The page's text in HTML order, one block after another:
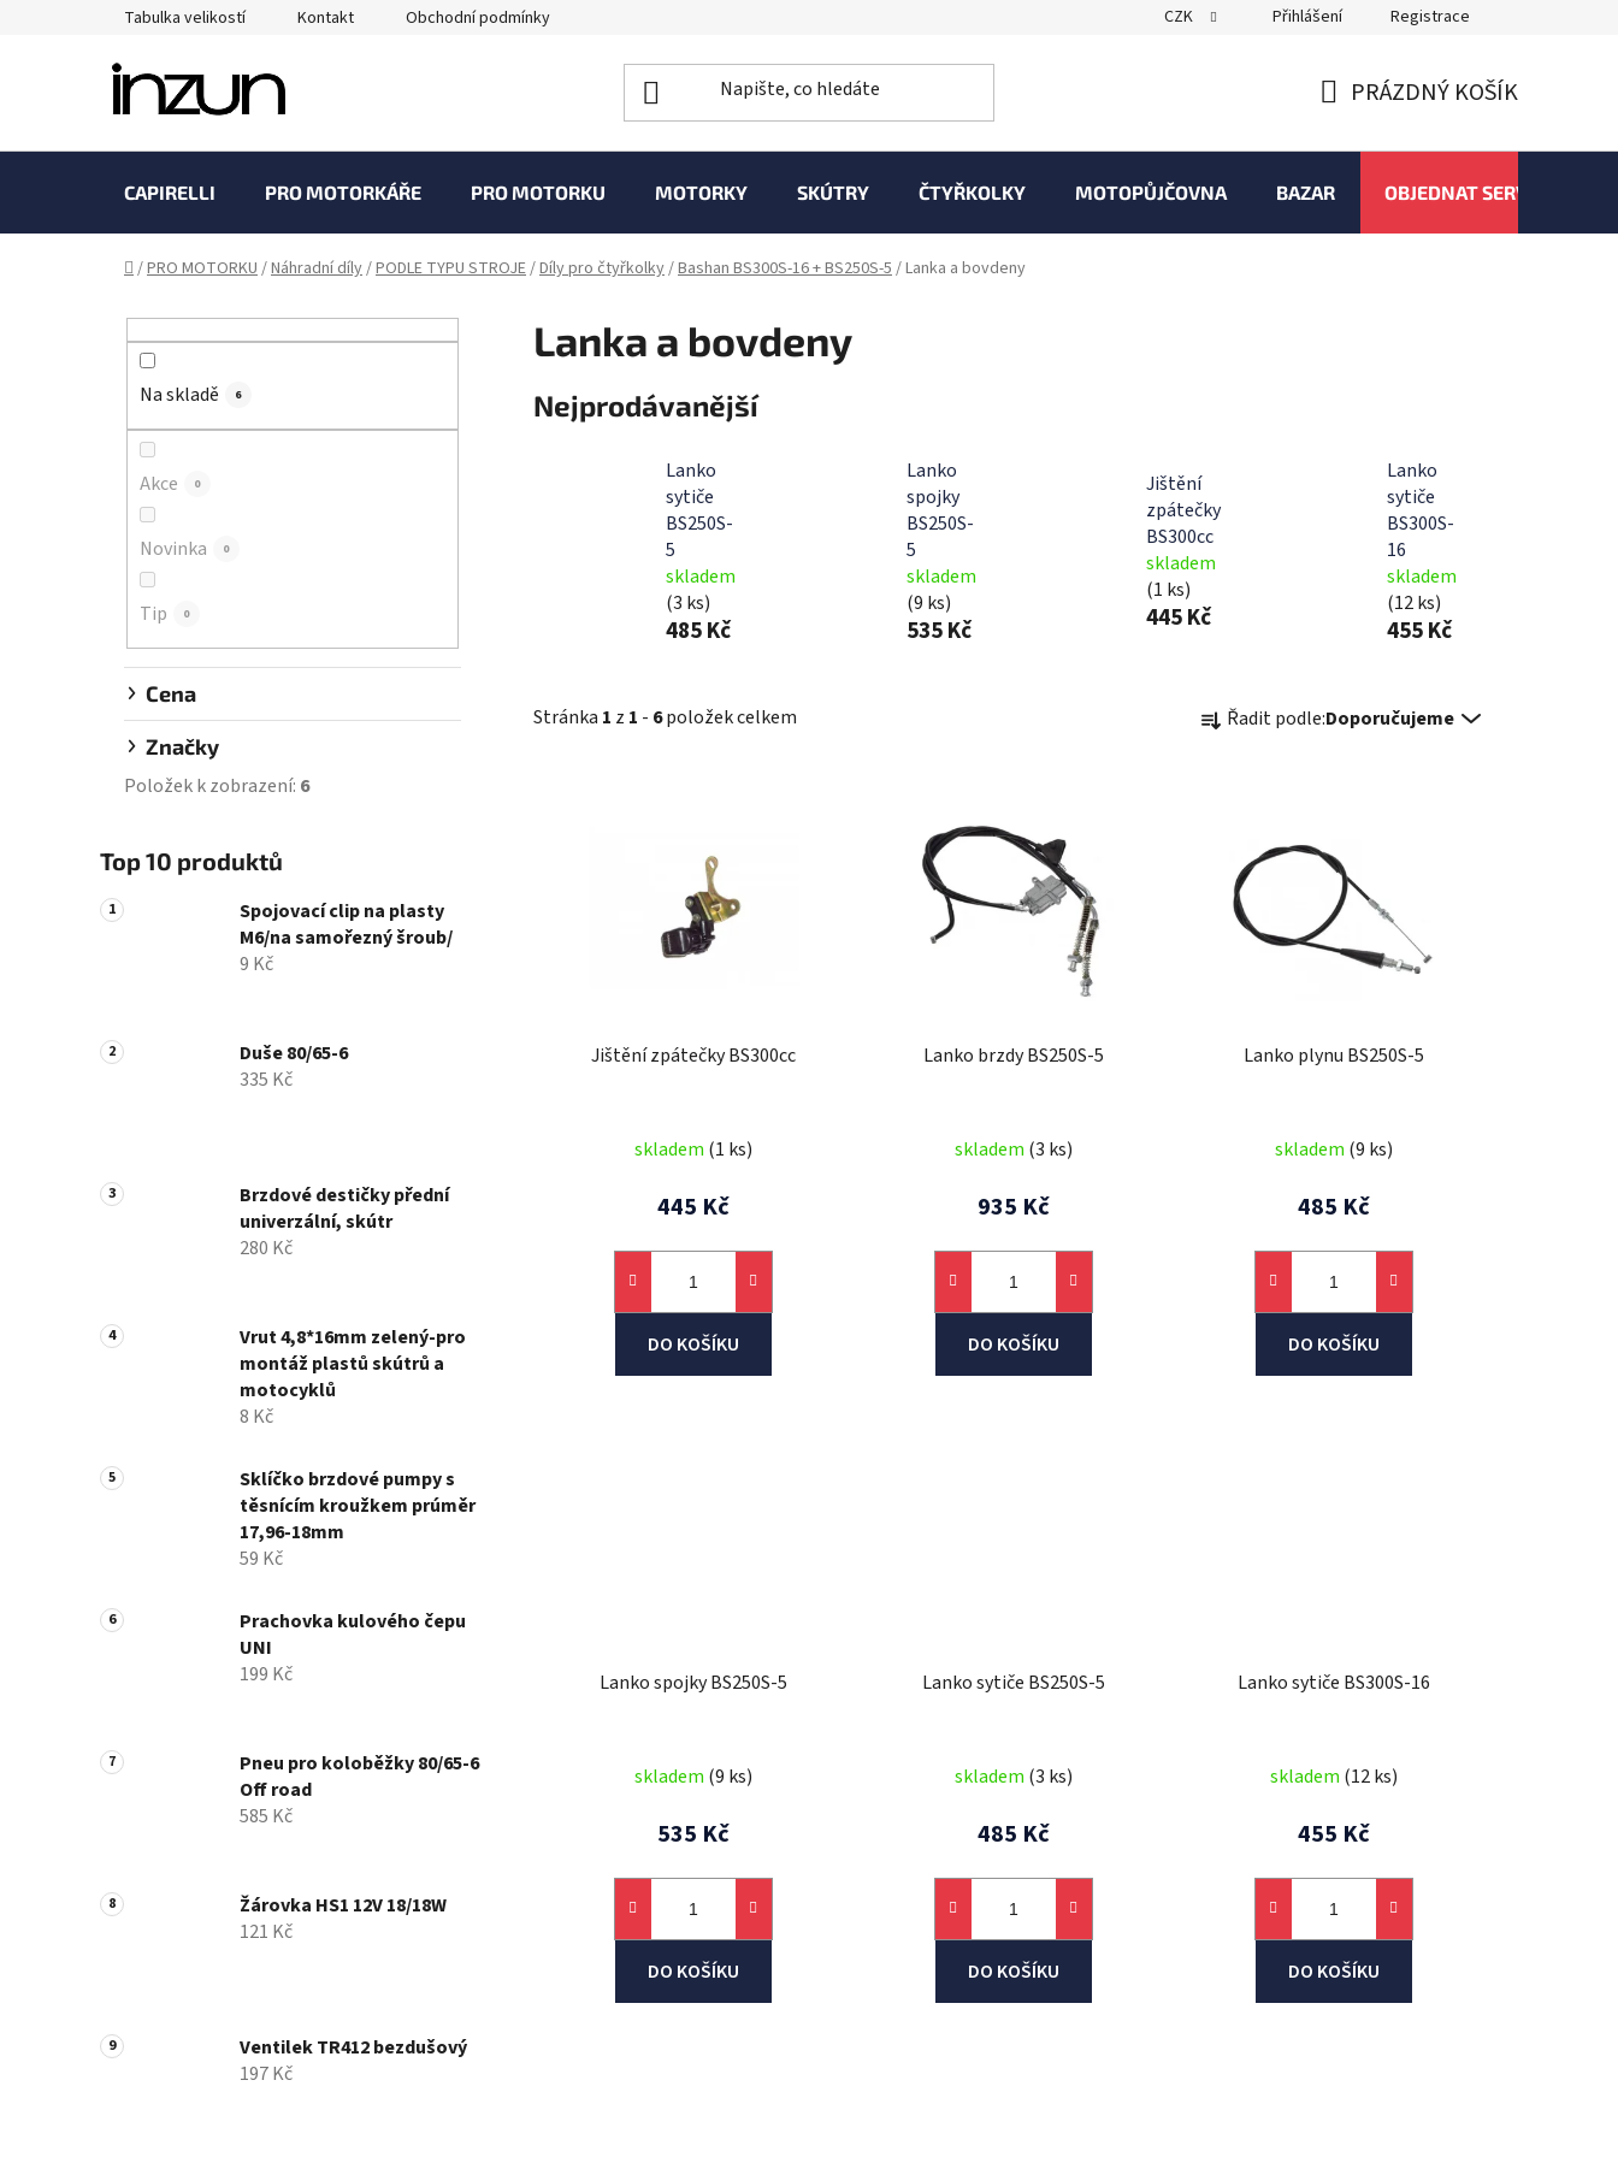
Tabulka velikostí Kontakt Obchodní podmínky CZK Přihlášení Registrace
KOŠÍK
PRÁZDNÝ KOŠÍK
CAPIRELLI PRO MOTORKÁŘE PRO MOTORKU MOTORKY SKÚTRY ČTYŘKOLKY MOTOPŮJČOVNA BAZAR OBJEDNAT SERVIS
Domů
/PRO MOTORKU/Náhradní díly/PODLE TYPU STROJE/Díly pro čtyřkolky/Bashan BS300S-16 + BS250S-5/Lanka a bovdeny
Na skladě 6
Akce 0
Novinka 0
Tip 0
Cena
Značky
Položek k zobrazení: 6
Top 10 produktů
Spojovací clip na plasty
M6/na samořezný šroub/
9 Kč
Duše 80/65-6
335 Kč
Brzdové destičky přední
univerzální, skútr
280 Kč
Vrut 4,8*16mm zelený-pro
montáž plastů skútrů a
motocyklů
8 Kč
Sklíčko brzdové pumpy s
těsnícím kroužkem prúměr
17,96-18mm
59 Kč
Prachovka kulového čepu
UNI
199 Kč
Pneu pro koloběžky 80/65-6
Off road
585 Kč
Žárovka HS1 12V 18/18W
121 Kč
Ventilek TR412 bezdušový
197 Kč
Lanka a bovdeny
Nejprodávanější
Lanko
sytiče
BS250S-
5
skladem
(3 ks)
485 Kč
Lanko
spojky
BS250S-
5
skladem
(9 ks)
535 Kč
Jištění
zpátečky
BS300cc
skladem
(1 ks)
445 Kč
Lanko
sytiče
BS300S-
16
skladem
(12 ks)
455 Kč
Stránka 1 z 1 - 6položek celkem
a Řadit podle:Doporučujeme
Jištění zpátečky BS300cc
skladem (1 ks)
445 Kč
DO KOŠÍKU
Lanko brzdy BS250S-5
skladem (3 ks)
935 Kč
DO KOŠÍKU
Lanko plynu BS250S-5
skladem (9 ks)
485 Kč
DO KOŠÍKU
Lanko spojky BS250S-5
skladem (9 ks)
535 Kč
DO KOŠÍKU
Lanko sytiče BS250S-5
skladem (3 ks)
485 Kč
DO KOŠÍKU
Lanko sytiče BS300S-16
skladem (12 ks)
455 Kč
DO KOŠÍKU